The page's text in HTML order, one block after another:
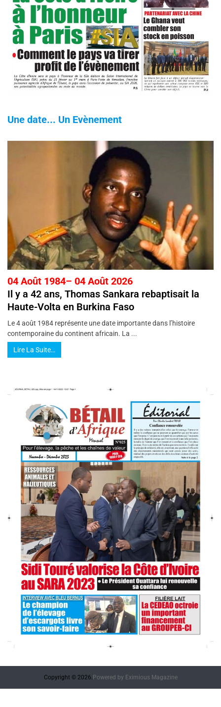
Une date... Un Evènement
04 Août 1984– 04 Août 2026
Il y a 42 ans, Thomas Sankara rebaptisait la
Haute-Volta en Burkina Faso
Le 4 août 1984 représente une date importante dans l’histoire
contemporaine du continent africain. La ...
Lire La Suite…
Copyright © 2026. Powered by Eximious Magazine